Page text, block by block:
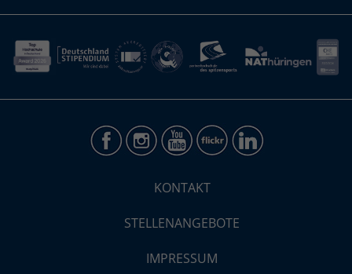
KONTAKT
STELLENANGEBOTE
IMPRESSUM